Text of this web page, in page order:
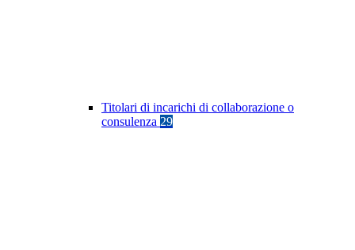
Titolari di incarichi di collaborazione o
consulenza 29